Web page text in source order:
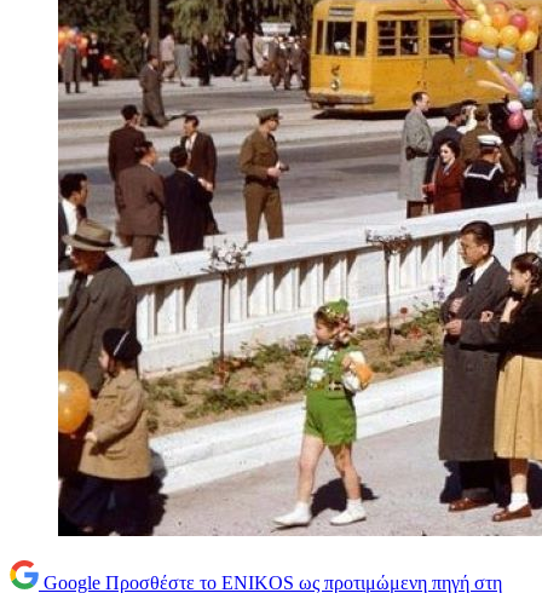
Google Προσθέστε το ENIKOS ως προτιμώμενη πηγή στη